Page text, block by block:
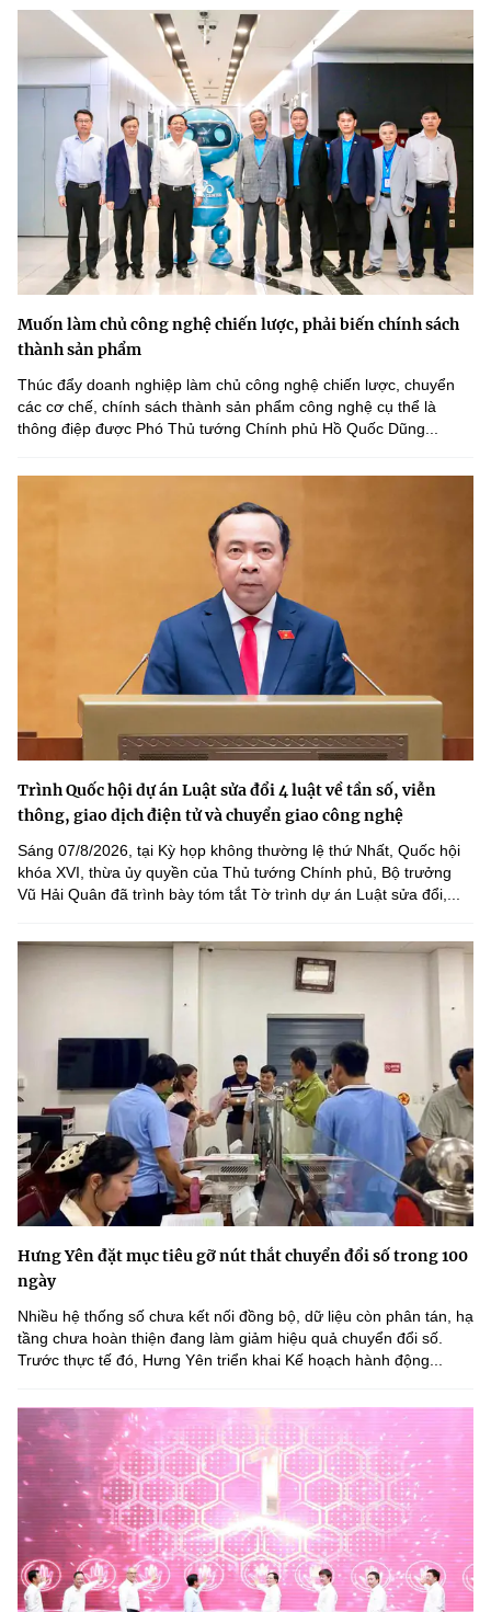
Muốn làm chủ công nghệ chiến lược, phải biến chính sách
thành sản phẩm
Thúc đẩy doanh nghiệp làm chủ công nghệ chiến lược, chuyển
các cơ chế, chính sách thành sản phẩm công nghệ cụ thể là
thông điệp được Phó Thủ tướng Chính phủ Hồ Quốc Dũng...
Trình Quốc hội dự án Luật sửa đổi 4 luật về tần số, viễn
thông, giao dịch điện tử và chuyển giao công nghệ
Sáng 07/8/2026, tại Kỳ họp không thường lệ thứ Nhất, Quốc hội
khóa XVI, thừa ủy quyền của Thủ tướng Chính phủ, Bộ trưởng
Vũ Hải Quân đã trình bày tóm tắt Tờ trình dự án Luật sửa đổi,...
Hưng Yên đặt mục tiêu gỡ nút thắt chuyển đổi số trong 100
ngày
Nhiều hệ thống số chưa kết nối đồng bộ, dữ liệu còn phân tán, hạ
tầng chưa hoàn thiện đang làm giảm hiệu quả chuyển đổi số.
Trước thực tế đó, Hưng Yên triển khai Kế hoạch hành động...